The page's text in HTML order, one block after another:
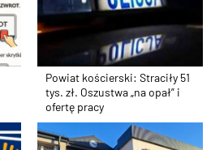
Powiat kościerski: Straciły 51
tys. zł. Oszustwa „na opał” i
ofertę pracy